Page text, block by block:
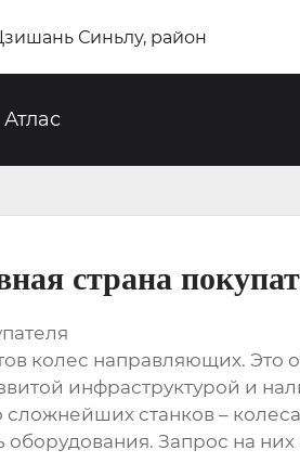
Цзишань Синьлу, район
Атлас
страна
колес направляющих. Это
инфраструктурой и
станков –
Запрос на них